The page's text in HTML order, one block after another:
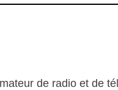
de radio et de